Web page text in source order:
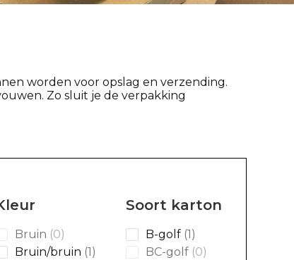
worden voor opslag en verzending.
Zo sluit je de verpakking
Bruin 00
products
Bruin/bruin 1 1
Soort karton
B-golf 11
product
BC-golf 00